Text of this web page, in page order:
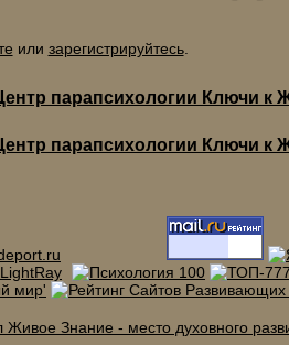
или зарегистрируйтесь.
парапсихологии Ключи к
парапсихологии Ключи к